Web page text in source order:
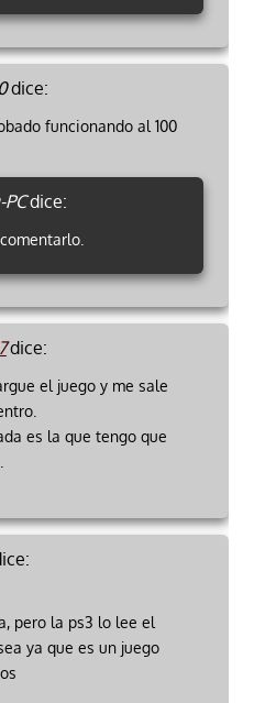
dice:
funcionando al 100
dice:
dice:
el juego y me sale
es la que tengo que
pero la ps3 lo lee el
ya que es un juego